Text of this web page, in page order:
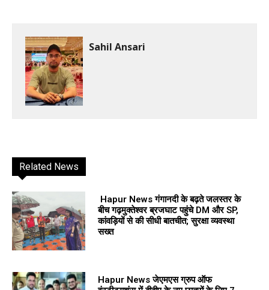
Sahil Ansari
Related News
Hapur News गंगानदी के बढ़ते जलस्तर के
बीच गढ़मुक्तेश्वर ब्रजघाट पहुंचे DM और SP,
कांवड़ियों से की सीधी बातचीत; सुरक्षा व्यवस्था
सख्त
Hapur News जेएमएस ग्रुप ऑफ